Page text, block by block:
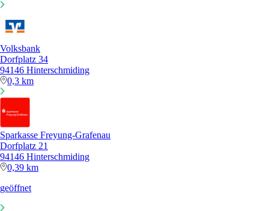
Volksbank
Dorfplatz 34
94146 Hinterschmiding
0,3 km
Sparkasse Freyung-Grafenau
Dorfplatz 21
94146 Hinterschmiding
0,39 km
geöffnet